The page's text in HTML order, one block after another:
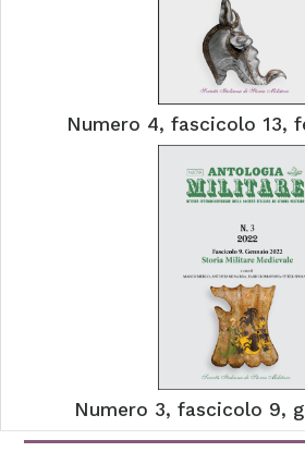
Numero 4, fascicolo 13,
Numero 3, fascicolo 9,